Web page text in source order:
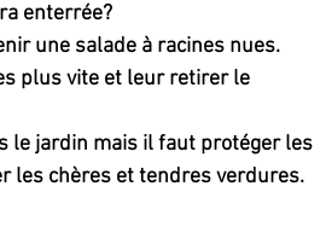
enterrée?
une salade à racines nues.
plus vite et leur retirer le
le jardin mais il faut protéger les
les chères et tendres verdures.